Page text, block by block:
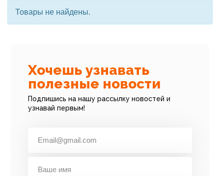
Товары не найдены.
Хочешь узнавать
полезные новости
Подпишись на нашу рассылку новостей и
узнавай первым!